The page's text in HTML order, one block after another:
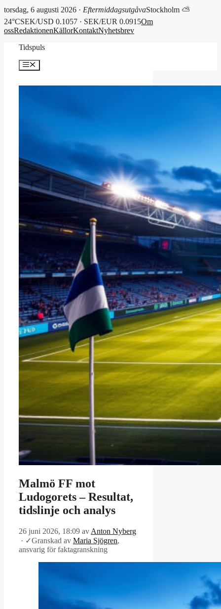
torsdag, 6 augusti 2026 · EftermiddagsutgåvaStockholm ⛅
24°CSEK/USD 0.1057 · SEK/EUR 0.0915Om
ossRedaktionenKällorKontaktNyhetsbrev
Tidspuls
Meny
Malmö FF mot
Ludogorets – Resultat,
tidslinje och analys
26 juni 2026, 18:09 av Anton Nyberg
· ✓Granskad av Maria Sjögren,
ansvarig för faktagranskning